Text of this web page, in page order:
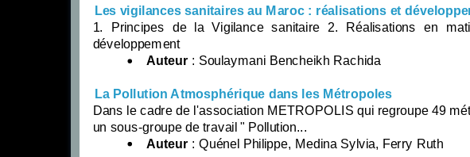
Les vigilances sanitaires au Maroc : réalisations et
1. Principes de la Vigilance sanitaire 2. Réalisations en
développement
Auteur : Soulaymani Bencheikh Rachida
La Pollution Atmosphérique dans les Métropoles
Dans le cadre de l'association METROPOLIS qui regroupe 49
un sous-groupe de travail " Pollution...
Auteur : Quénel Philippe, Medina Sylvia, Ferry Ruth